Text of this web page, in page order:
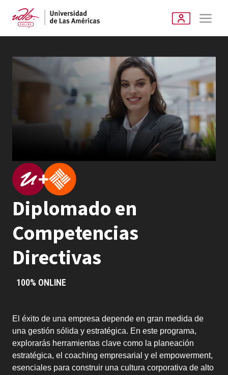
Diplomado en
Competencias
Directivas
100% ONLINE
El éxito de una empresa depende en gran medida de
una gestión sólida y estratégica. En este programa,
explorarás herramientas clave como la planeación
estratégica, el coaching empresarial y el empowerment,
esenciales para construir una cultura corporativa de alto